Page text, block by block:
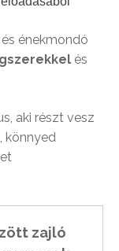
énekmondó
és
aki részt vesz
könnyed
zajló